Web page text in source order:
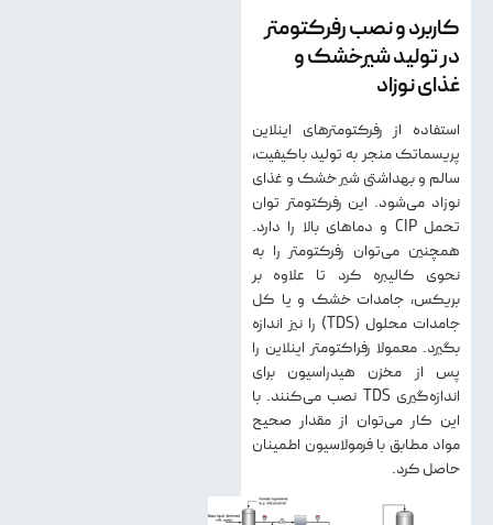
کاربرد و نصب رفرکتومتر
در تولید شیرخشک و
غذای نوزاد
استفاده از رفرکتومترهای اینلاین
پریسماتک منجر به تولید باکیفیت،
سالم و بهداشتی شیر خشک و غذای
نوزاد می‌شود. این رفرکتومتر توان
تحمل CIP و دماهای بالا را دارد.
همچنین می‌توان رفرکتومتر را به
نحوی کالیبره کرد تا علاوه بر
بریکس، جامدات خشک و یا کل
جامدات محلول (TDS) را نیز اندازه
بگیرد. معمولا رفراکتومتر اینلاین را
پس از مخزن هیدراسیون برای
اندازه‌گیری TDS نصب می‌کنند. با
این کار می‌توان از مقدار صحیح
مواد مطابق با فرمولاسیون اطمینان
حاصل کرد.